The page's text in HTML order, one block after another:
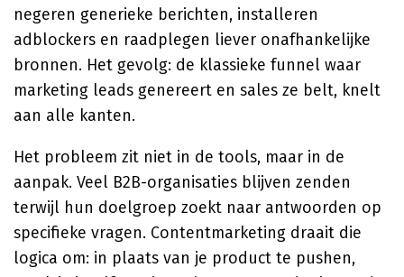
negeren generieke berichten, installeren
adblockers en raadplegen liever onafhankelijke
bronnen. Het gevolg: de klassieke funnel waar
marketing leads genereert en sales ze belt, knelt
aan alle kanten.
Het probleem zit niet in de tools, maar in de
aanpak. Veel B2B-organisaties blijven zenden
terwijl hun doelgroep zoekt naar antwoorden op
specifieke vragen. Contentmarketing draait die
logica om: in plaats van je product te pushen,